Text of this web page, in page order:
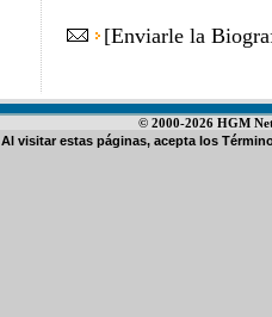
[Enviarle la
© 2000-2026 HGM
Al visitar estas páginas, acepta los